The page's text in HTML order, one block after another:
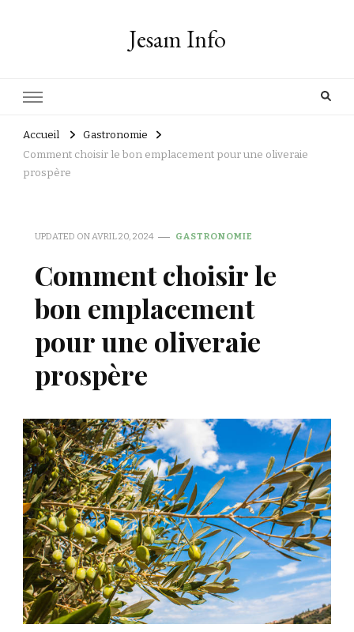
Jesam Info
Accueil
Gastronomie
Comment choisir le bon emplacement pour une oliveraie
prospère
UPDATED ONAVRIL 20, 2024 GASTRONOMIE
Comment choisir le
bon emplacement
pour une oliveraie
prospère